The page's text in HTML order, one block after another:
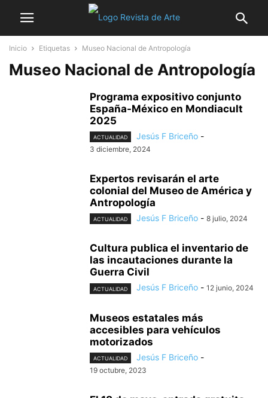
Inicio Etiquetas Museo Nacional de Antropología
Museo Nacional de Antropología
Programa expositivo conjunto
España-México en Mondiacult
2025
ACTUALIDAD Jesús F Briceño -
3 diciembre, 2024
Expertos revisarán el arte
colonial del Museo de América y
Antropología
ACTUALIDAD Jesús F Briceño - 8 julio, 2024
Cultura publica el inventario de
las incautaciones durante la
Guerra Civil
ACTUALIDAD Jesús F Briceño - 12 junio, 2024
Museos estatales más
accesibles para vehículos
motorizados
ACTUALIDAD Jesús F Briceño -
19 octubre, 2023